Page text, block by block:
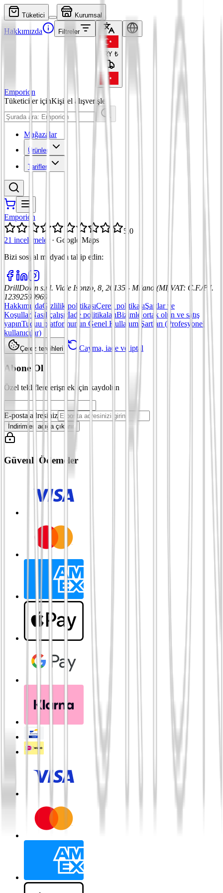
Tüketici Kurumsal
Hakkımızda Filtreler
TRY ₺
Emporion
Tüketiciler içinKişisel alışverişler
Mağazalar
Ürünler
Tarifler
Emporion
5,0
21 incelemeler
· Google Maps
Bizi sosyal medyada takip edin:
DrillDown s.r.l. Viale Isonzo, 8, 20135 - Milano (MI) VAT: C.F./P.I.
12392590969
HakkımızdaGizlilik politikasıÇerez politikasıŞartlar ve
KoşullarNasıl çalışırİade politikalarıBizimle ortak olun ve satış
yapınTuduu platformunun Genel Kullanım Şartları (Profesyonel
kullanıcılar)
Çerez tercihleri Cayma, iade ve iptal
Abone Ol
Özel tekliflere erişmek için kaydolun
E-posta adresiniz
İndirimleri açığa çıkarın
Güvenli Ödemeler